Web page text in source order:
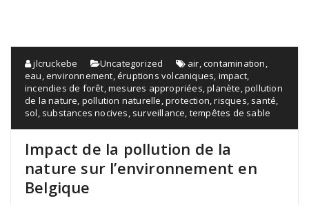
jlcruckebe Uncategorized air ,contamination
eau ,environnement ,éruptions volcaniques impact,
incendies de forêt ,mesures appropriées ,planète ,pollution
de la nature pollution naturelle ,protection ,risques santé
sol substances nocives surveillance tempêtes de sable
Impact de la pollution de la
nature sur l’environnement en
Belgique